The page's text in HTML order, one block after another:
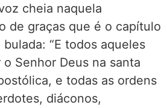
cheia naquela
de graças que é o capítulo
bulada: “E todos aqueles
Senhor Deus na santa
e todas as ordens
diáconos,